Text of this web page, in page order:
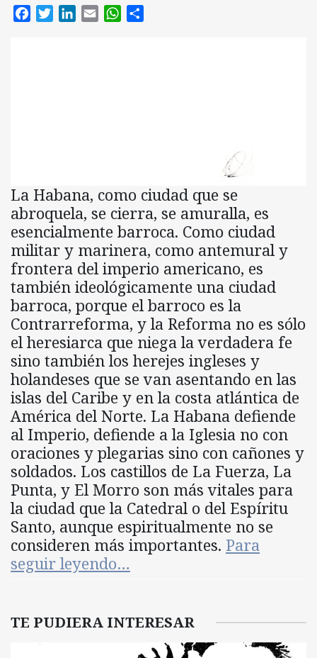
FacebookTwitterLinkedIn
Email WhatsApp
La Habana, como ciudad que se
abroquela, se cierra, se amuralla, es
esencialmente barroca. Como ciudad
militar y marinera, como antemural y
frontera del imperio americano, es
también ideológicamente una ciudad
barroca, porque el barroco es la
Contrarreforma, y la Reforma no es sólo
el heresiarca que niega la verdadera fe
sino también los herejes ingleses y
holandeses que se van asentando en las
islas del Caribe y en la costa atlántica de
América del Norte. La Habana defiende
al Imperio, defiende a la Iglesia no con
oraciones y plegarias sino con cañones y
soldados. Los castillos de La Fuerza, La
Punta, y El Morro son más vitales para
la ciudad que la Catedral o del Espíritu
Santo, aunque espiritualmente no se
consideren más importantes. Para
seguir leyendo…
TE PUDIERA INTERESAR